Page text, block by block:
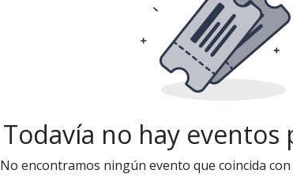
Todavía no hay eventos
No encontramos ningún evento que coincida